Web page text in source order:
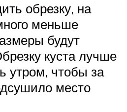
обрезку, на
меньше
будут
куста лучше
утром, чтобы за
место